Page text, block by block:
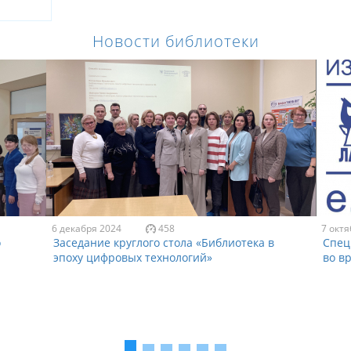
Новости библиотеки
6 декабря 2024 458
Заседание круглого стола «Библиотека в
эпоху цифровых технологий»
7
во